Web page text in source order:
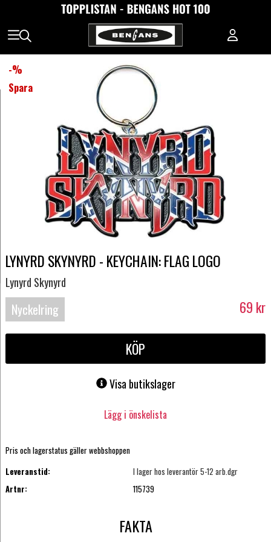
-%
Spara
LYNYRD SKYNYRD - KEYCHAIN: FLAG LOGO
Lynyrd Skynyrd
Nyckelring 69 kr
KÖP
Visa butikslager
Lägg i önskelista
Pris och lagerstatus gäller webbshoppen
Leveranstid:
I lager hos leverantör 5-12 arb.dgr
Artnr:
115739
FAKTA